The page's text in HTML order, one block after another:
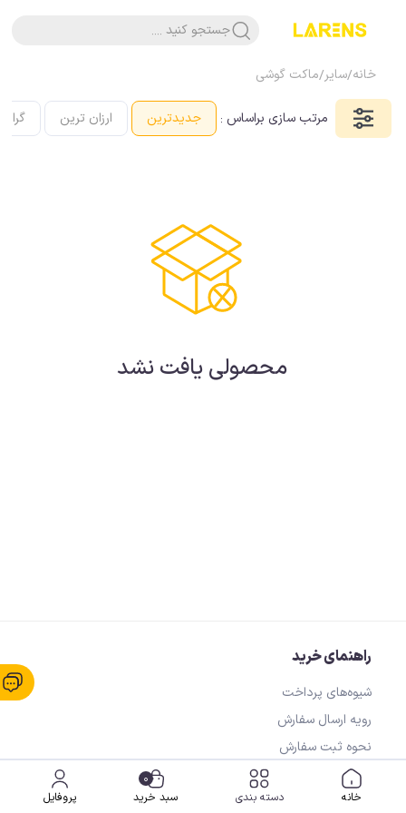
جستجو کنید ....
خانه/سایر/ماکت گوشی
مرتب سازی براساس : جدیدترین ارزان ترین
محصولی یافت نشد
راهنمای خرید
شیوه‌های پرداخت
رویه ارسال سفارش
نحوه ثبت سفارش
پروفایل
0
سبد خرید دسته بندی خانه